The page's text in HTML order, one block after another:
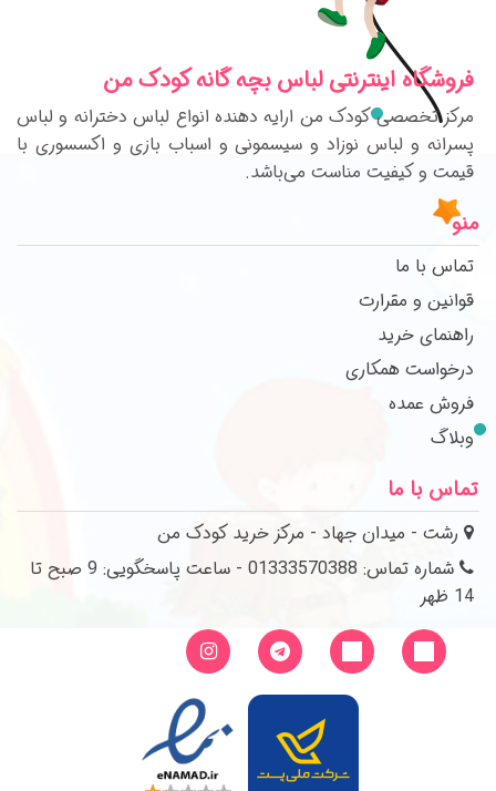
فروشگاه اینترنتی لباس بچه گانه کودک من
مرکز تخصصی کودک من ارایه دهنده انواع لباس دخترانه و لباس
پسرانه و لباس نوزاد و سیسمونی و اسباب بازی و اکسسوری با
قیمت و کیفیت مناست می‌باشد.
منو
تماس با ما
قوانین و مقرارت
راهنمای خرید
درخواست همکاری
فروش عمده
وبلاگ
تماس با ما
رشت - میدان جهاد - مرکز خرید کودک من
شماره تماس: 01333570388 - ساعت پاسخگویی: 9 صبح تا
14 ظهر